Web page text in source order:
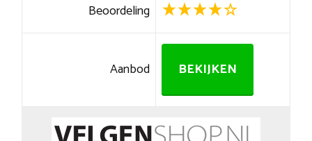
Beoordeling
Aanbod BEKIJKEN